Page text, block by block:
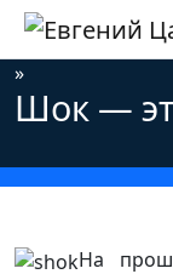
Главная»
»
Шок —
На